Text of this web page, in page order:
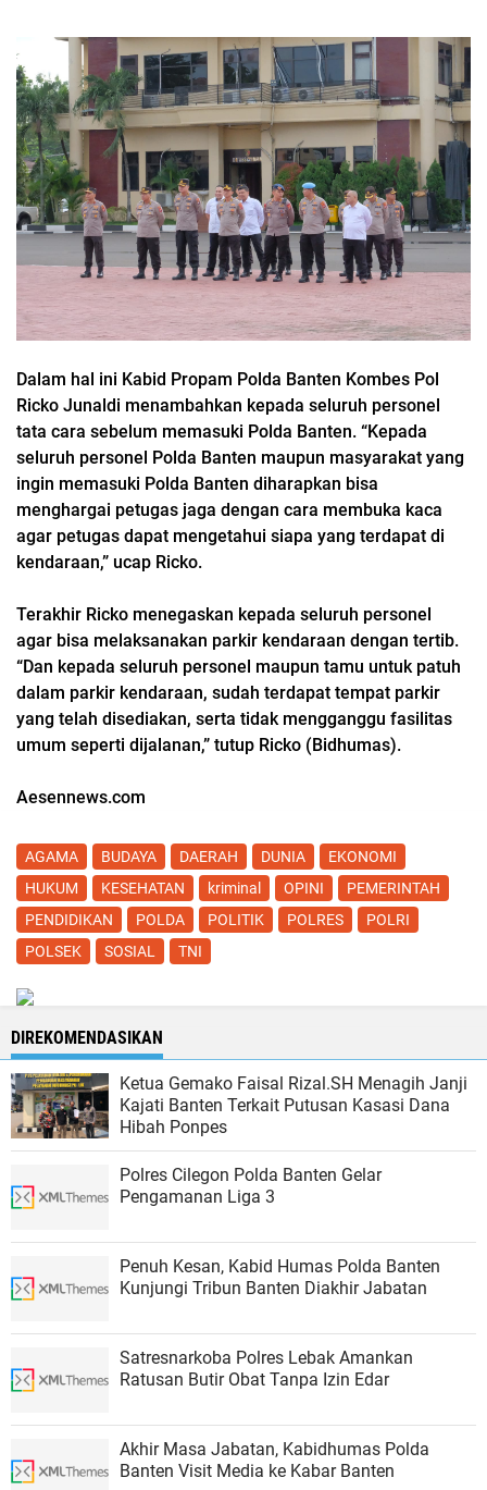
Dalam hal ini Kabid Propam Polda Banten Kombes Pol
Ricko Junaldi menambahkan kepada seluruh personel
tata cara sebelum memasuki Polda Banten. “Kepada
seluruh personel Polda Banten maupun masyarakat yang
ingin memasuki Polda Banten diharapkan bisa
menghargai petugas jaga dengan cara membuka kaca
agar petugas dapat mengetahui siapa yang terdapat di
kendaraan,” ucap Ricko.
Terakhir Ricko menegaskan kepada seluruh personel
agar bisa melaksanakan parkir kendaraan dengan tertib.
“Dan kepada seluruh personel maupun tamu untuk patuh
dalam parkir kendaraan, sudah terdapat tempat parkir
yang telah disediakan, serta tidak mengganggu fasilitas
umum seperti dijalanan,” tutup Ricko (Bidhumas).
Aesennews.com
AGAMA BUDAYA DAERAH DUNIA
EKONOMI
HUKUM
KESEHATAN kriminal OPINI
PEMERINTAH
PENDIDIKAN
POLDA POLITIK POLRES
POLRI
POLSEK
SOSIAL TNI
DIREKOMENDASIKAN
Ketua Gemako Faisal Rizal.SH Menagih Janji
Kajati Banten Terkait Putusan Kasasi Dana
Hibah Ponpes
Polres Cilegon Polda Banten Gelar
Pengamanan Liga 3
Penuh Kesan, Kabid Humas Polda Banten
Kunjungi Tribun Banten Diakhir Jabatan
Satresnarkoba Polres Lebak Amankan
Ratusan Butir Obat Tanpa Izin Edar
Akhir Masa Jabatan, Kabidhumas Polda
Banten Visit Media ke Kabar Banten